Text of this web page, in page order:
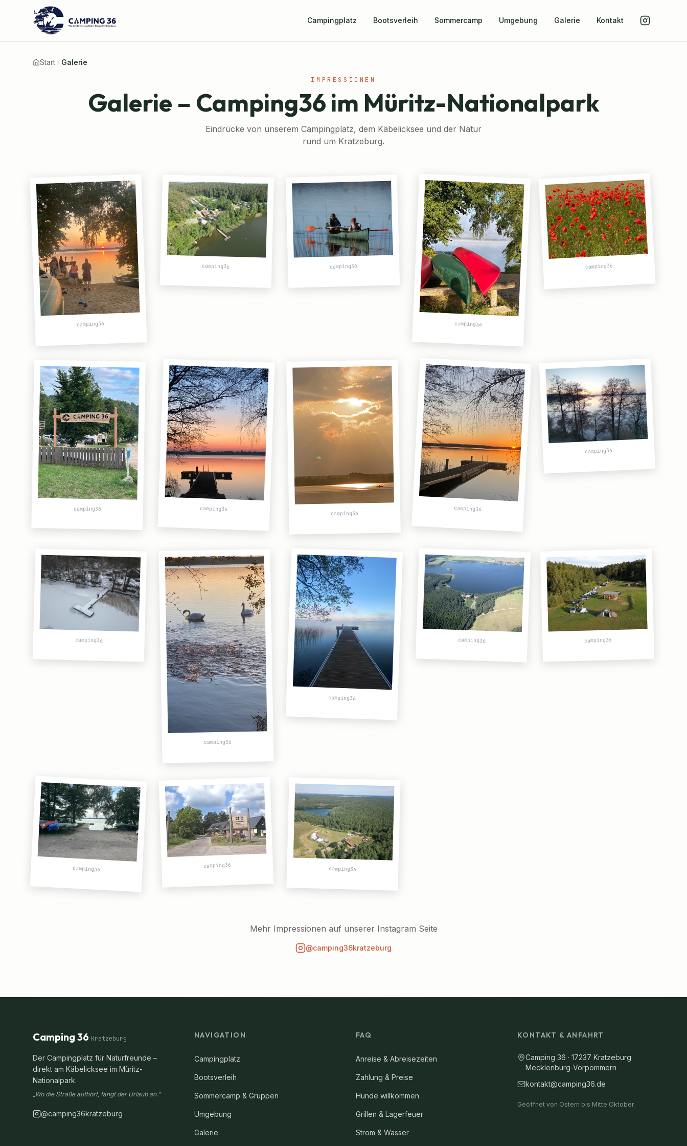
Campingplatz Bootsverleih Sommercamp Umgebung Galerie Kontakt
Start Galerie
IMPRESSIONEN
Galerie – Camping36 im Müritz-Nationalpark
Eindrücke von unserem Campingplatz, dem Käbelicksee und der Natur
rund um Kratzeburg.
camping36
camping36 camping36
camping36
camping36
camping36 camping36
camping36
camping36
camping36
camping36
camping36
camping36
camping36 camping36
camping36 camping36 camping36
Mehr Impressionen auf unserer Instagram Seite
@camping36kratzeburg
Camping 36 Kratzeburg
Der Campingplatz für Naturfreunde –
direkt am Käbelicksee im Müritz-
Nationalpark.
„Wo die Straße aufhört, fängt der Urlaub an."
@camping36kratzeburg
NAVIGATION
Campingplatz
Bootsverleih
Sommercamp & Gruppen
Umgebung
Galerie
FAQ
Anreise & Abreisezeiten
Zahlung & Preise
Hunde willkommen
Grillen & Lagerfeuer
Strom & Wasser
KONTAKT & ANFAHRT
Camping 36 · 17237 Kratzeburg
Mecklenburg-Vorpommern
kontakt@camping36.de
Geöffnet von Ostern bis Mitte Oktober.